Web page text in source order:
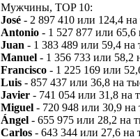
Мужчины, TOP 10:
José - 2 897 410 или 124,4 на
Antonio - 1 527 877 или 65,6
Juan - 1 383 489 или 59,4 на
Manuel - 1 356 733 или 58,2
Francisco - 1 225 169 или
Luis - 857 437 или 36,8 на
Javier - 741 054 или 31,8 на
Miguel - 720 948 или 30,9 на
Ángel - 655 975 или 28,2 на
Carlos - 643 344 или 27,6 на